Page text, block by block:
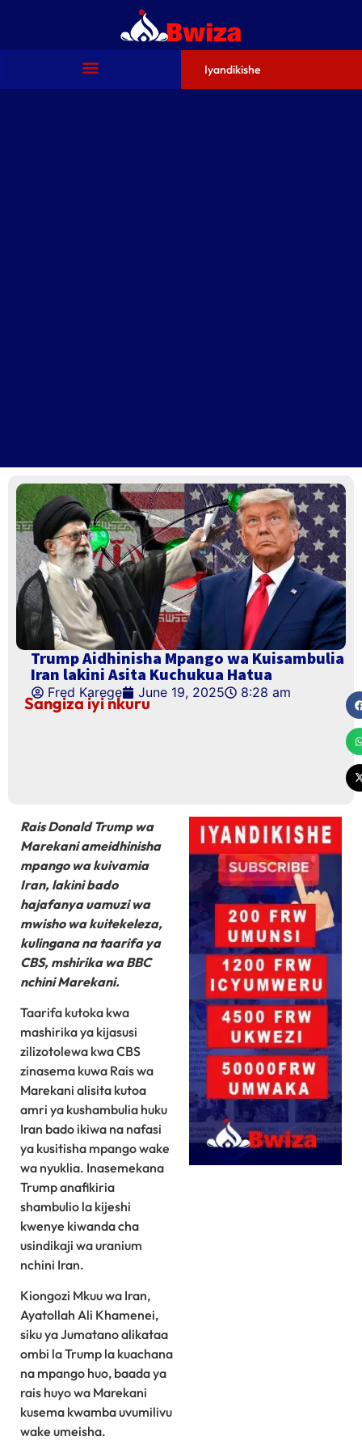
Iyandikishe
Trump Aidhinisha Mpango wa Kuisambulia
Iran lakini Asita Kuchukua Hatua
Fred Karege June 19, 2025 8:28 am
Sangiza iyi nkuru
Rais Donald Trump wa
Marekani ameidhinisha
mpango wa kuivamia
Iran, lakini bado
hajafanya uamuzi wa
mwisho wa kuitekeleza,
kulingana na taarifa ya
CBS, mshirika wa BBC
nchini Marekani.
Taarifa kutoka kwa
mashirika ya kijasusi
zilizotolewa kwa CBS
zinasema kuwa Rais wa
Marekani alisita kutoa
amri ya kushambulia huku
Iran bado ikiwa na nafasi
ya kusitisha mpango wake
wa nyuklia. Inasemekana
Trump anafikiria
shambulio la kijeshi
kwenye kiwanda cha
usindikaji wa uranium
nchini Iran.
Kiongozi Mkuu wa Iran,
Ayatollah Ali Khamenei,
siku ya Jumatano alikataa
ombi la Trump la kuachana
na mpango huo, baada ya
rais huyo wa Marekani
kusema kwamba uvumilivu
wake umeisha.